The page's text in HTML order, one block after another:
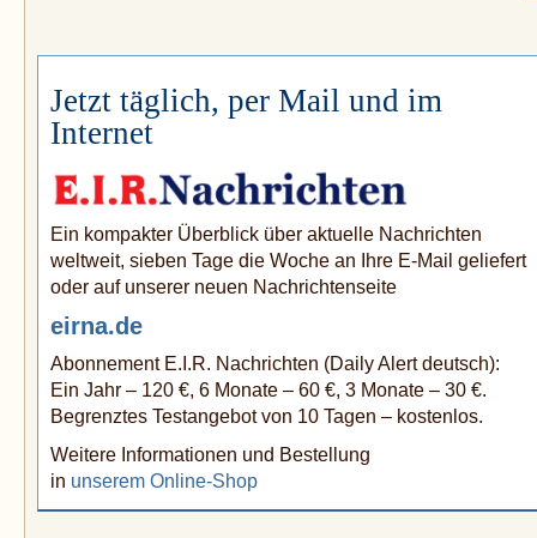
Jetzt täglich, per Mail und im
Internet
Ein kompakter Überblick über aktuelle Nachrichten
weltweit, sieben Tage die Woche an Ihre E-Mail geliefert
oder auf unserer neuen Nachrichtenseite
eirna.de
Abonnement E.I.R. Nachrichten (Daily Alert deutsch):
Ein Jahr – 120 €, 6 Monate – 60 €, 3 Monate – 30 €.
Begrenztes Testangebot von 10 Tagen – kostenlos.
Weitere Informationen und Bestellung
in unserem Online-Shop